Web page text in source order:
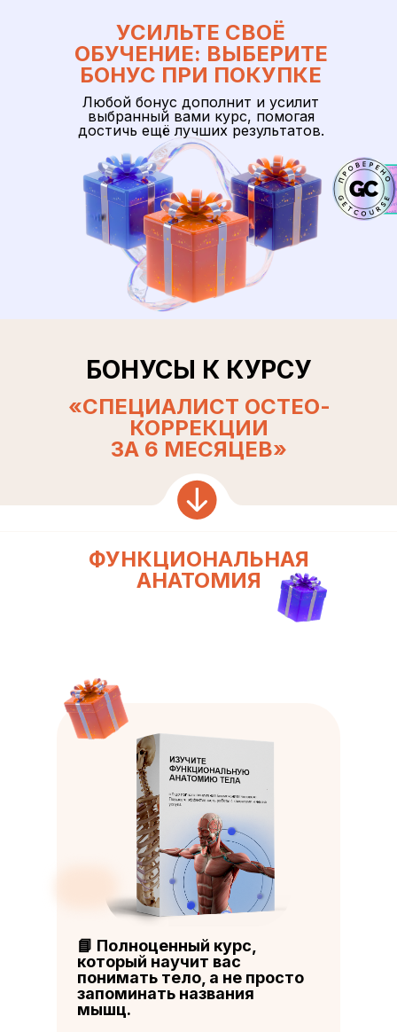
Любой бонус дополнит и усилит
выбранный вами курс, помогая
достичь ещё лучших результатов.
УСИЛЬТЕ СВОЁ
ОБУЧЕНИЕ: ВЫБЕРИТЕ
БОНУС ПРИ ПОКУПКЕ
БОНУСЫ К КУРСУ
«СПЕЦИАЛИСТ ОСТЕО-
КОРРЕКЦИИ
ЗА 6 МЕСЯЦЕВ»
ФУНКЦИОНАЛЬНАЯ
АНАТОМИЯ
📘 Полноценный курс,
который научит вас
понимать тело, а не просто
запоминать названия
мышц.